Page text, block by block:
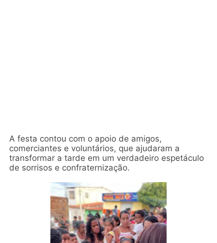
A festa contou com o apoio de amigos,
comerciantes e voluntários, que ajudaram a
transformar a tarde em um verdadeiro espetáculo
de sorrisos e confraternização.